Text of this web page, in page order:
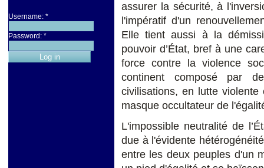
Username: *
Password: *
assurer la sécurité, à
l'impératif d'un
Elle tient aussi à la
pouvoir d’État, bref à une
force contre la violence
continent composé par
civilisations, en lutte
masque occultateur de
L'impossible neutralité de
due à l'évidente
entre les deux peuples d'un